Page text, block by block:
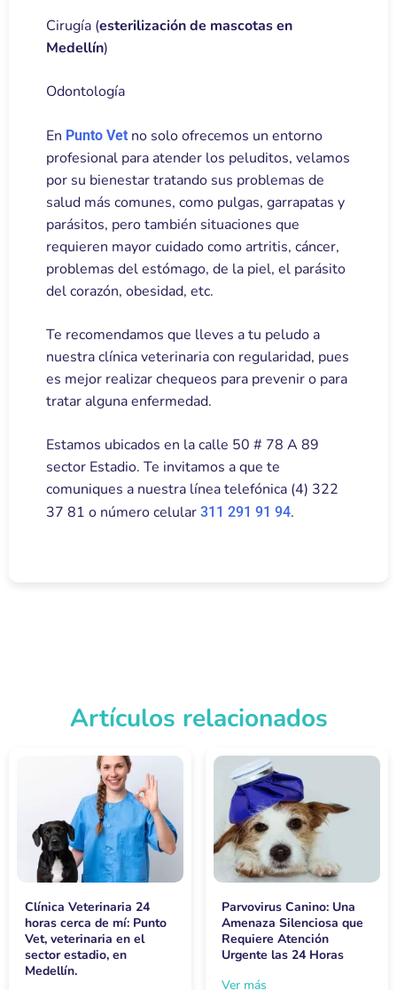
Cirugía (esterilización de mascotas en
Medellín)
Odontología
En Punto Vet no solo ofrecemos un entorno
profesional para atender los peluditos, velamos
por su bienestar tratando sus problemas de
salud más comunes, como pulgas, garrapatas y
parásitos, pero también situaciones que
requieren mayor cuidado como artritis, cáncer,
problemas del estómago, de la piel, el parásito
del corazón, obesidad, etc.
Te recomendamos que lleves a tu peludo a
nuestra clínica veterinaria con regularidad, pues
es mejor realizar chequeos para prevenir o para
tratar alguna enfermedad.
Estamos ubicados en la calle 50 # 78 A 89
sector Estadio. Te invitamos a que te
comuniques a nuestra línea telefónica (4) 322
37 81 o número celular 311 291 91 94.
Artículos relacionados
Clínica Veterinaria 24
horas cerca de mí: Punto
Vet, veterinaria en el
sector estadio, en
Medellín.
Parvovirus Canino: Una
Amenaza Silenciosa que
Requiere Atención
Urgente las 24 Horas
Ver más